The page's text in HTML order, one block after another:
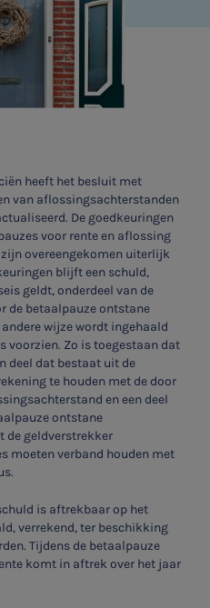
heeft het besluit met
van aflossingsachterstanden
De goedkeuringen
voor rente en aflossing
overeengekomen uiterlijk
blijft een schuld,
geldt, onderdeel van de
de betaalpauze ontstane
wijze wordt ingehaald
voorzien. Zo is toegestaan dat
deel dat bestaat uit de
te houden met de door
en een deel
ontstane
de geldverstrekker
moeten verband houden met
is aftrekbaar op het
verrekend, ter beschikking
Tijdens de betaalpauze
komt in aftrek over het jaar